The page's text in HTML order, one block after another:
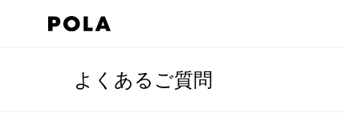
よくあるご質問